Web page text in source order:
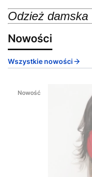
Odzież damska
Nowości
Wszystkie nowości
Nowość